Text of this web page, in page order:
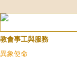
教會事工與服務
異象使命